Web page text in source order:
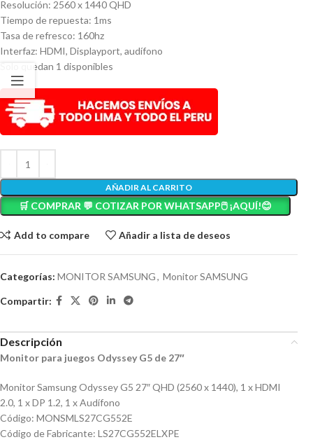
Resolución: 2560 x 1440 QHD
Tiempo de repuesta: 1ms
Tasa de refresco: 160hz
Interfaz: HDMI, Displayport, audífono
Solo quedan 1 disponibles
AÑADIR AL CARRITO
🛒 COMPRAR 💬 COTIZAR POR WHATSAPP🖱️ ¡AQUÍ!😊
Add to compare Añadir a lista de deseos
Categorías: MONITOR SAMSUNG, Monitor SAMSUNG
Compartir:
Descripción
Monitor para juegos Odyssey G5 de 27″
Monitor Samsung Odyssey G5 27″ QHD (2560 x 1440), 1 x HDMI
2.0, 1 x DP 1.2, 1 x Audífono
Código: MONSMLS27CG552E
Código de Fabricante: LS27CG552ELXPE